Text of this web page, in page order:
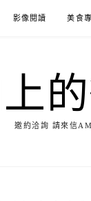
影像閱讀 美食
上
邀約洽詢 請來信